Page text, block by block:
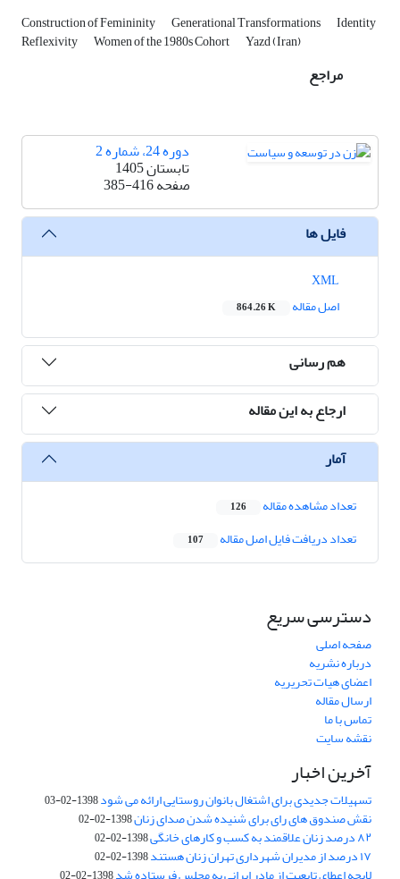
Construction of Femininity Generational Transformations Identity
Reflexivity Women of the 1980s Cohort Yazd (Iran)
مراجع
دوره 24، شماره 2
تابستان 1405
صفحه385-416
فایل ها
اصل مقاله
864.26 K
هم رسانی
ارجاع به این مقاله
آمار
تعداد مشاهده مقاله 126
تعداد دریافت فایل اصل مقاله 107
دسترسی سریع
صفحه اصلی
درباره نشریه
اعضای هیات تحریریه
ارسال مقاله
تماس با ما
نقشه سایت
آخرین اخبار
تسهیلات جدیدی برای اشتغال بانوان روستایی ارائه می شود1398-02-03
نقش صندوق های رای برای شنیده شدن صدای زنان1398-02-02
۸۲ درصد زنان علاقمند به کسب و کارهای خانگی 1398-02-02
۱۷ درصد از مدیران شهرداری تهران زنان هستند 1398-02-02